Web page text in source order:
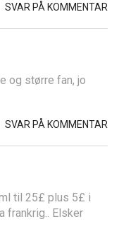
SVAR PÅ KOMMENTAR
og større fan, jo
SVAR PÅ KOMMENTAR
til 25£ plus 5£ i
frankrig.. Elsker